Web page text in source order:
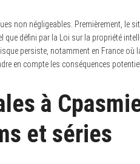
non négligeables. Premièrement, le
défini par la Loi sur la propriété
persiste, notamment en France où
en compte les conséquences
à
et séries